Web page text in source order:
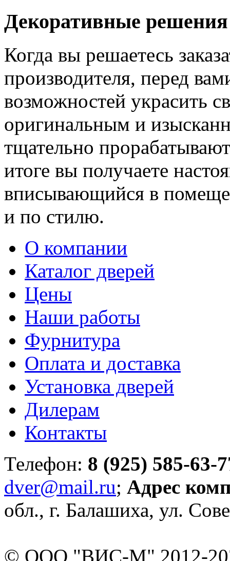
Декоративные решения
Когда вы решаетесь
производителя, перед
возможностей украсить
оригинальным и
тщательно
итоге вы получаете
вписывающийся в
и по стилю.
О компании
Каталог дверей
Цены
Наши работы
Фурнитура
Оплата и доставка
Установка дверей
Дилерам
Контакты
Телефон: 8 (925) 585-63-
dver@mail.ru; Адрес
обл., г. Балашиха, ул.
© ООО "ВИС-М" 2012-